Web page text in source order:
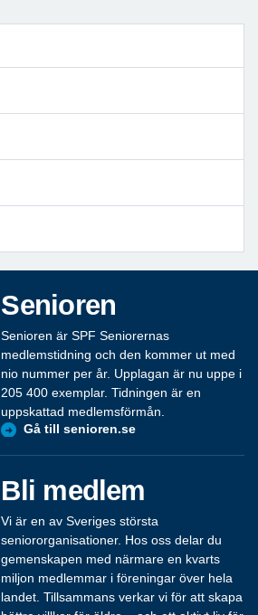
Senioren
Senioren är SPF Seniorernas
medlemstidning och den kommer ut med
nio nummer per år. Upplagan är nu uppe i
205 400 exemplar. Tidningen är en
uppskattad medlemsförmån.
Gå till senioren.se
Bli medlem
Vi är en av Sveriges största
seniororganisationer. Hos oss delar du
gemenskapen med närmare en kvarts
miljon medlemmar i föreningar över hela
landet. Tillsammans verkar vi för att skapa